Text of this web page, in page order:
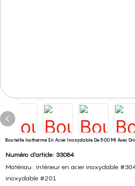
Bouteille Isotherme En Acier Inoxydable De 500 Ml Avec
Numéro d'article: 33084
Matériau : intérieur en acier inoxydable
inoxydable #201